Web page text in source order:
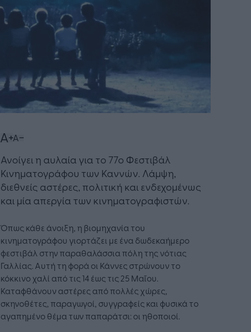
Ανοίγει η αυλαία για το 77ο Φεστιβάλ
Κινηματογράφου των Καννών. Λάμψη,
διεθνείς αστέρες, πολιτική και ενδεχομένως
και μία απεργία των κινηματογραφιστών.
Όπως κάθε άνοιξη, η βιομηχανία του
κινηματογράφου γιορτάζει με ένα δωδεκαήμερο
φεστιβάλ στην παραθαλάσσια πόλη της νότιας
Γαλλίας. Αυτή τη φορά oι Κάννες στρώνουν το
κόκκινο χαλί από τις 14 έως τις 25 Μαΐου.
Καταφθάνουν αστέρες από πολλές χώρες,
σκηνοθέτες, παραγωγοί, συγγραφείς και φυσικά το
αγαπημένο θέμα των παπαράτσι: οι ηθοποιοί.